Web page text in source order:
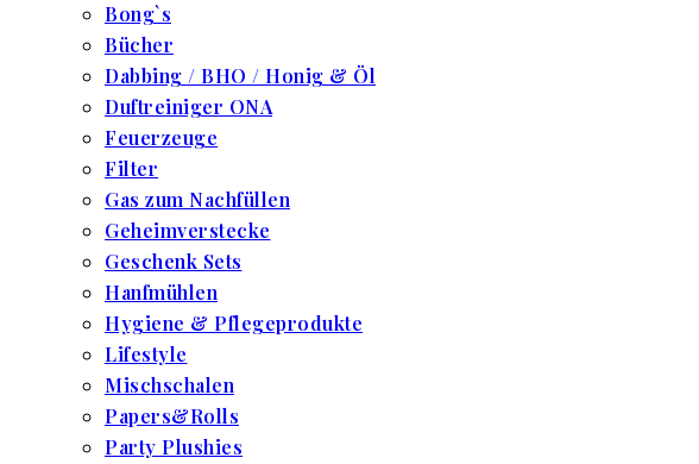
Bong`s
Bücher
Dabbing / BHO / Honig & Öl
Duftreiniger ONA
Feuerzeuge
Filter
Gas zum Nachfüllen
Geheimverstecke
Geschenk Sets
Hanfmühlen
Hygiene & Pflegeprodukte
Lifestyle
Mischschalen
Papers&Rolls
Party Plushies